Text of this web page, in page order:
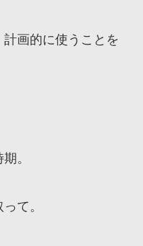
画的に使うことを
。
て。